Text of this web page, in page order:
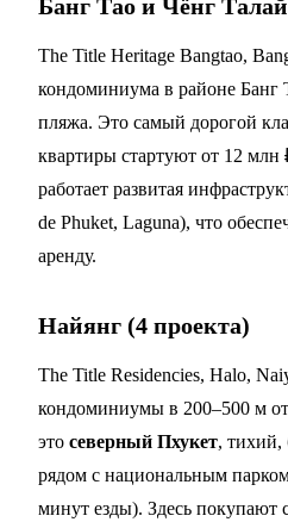
Банг Тао и Чёнг
The Title Heritage Bangtao,
кондоминиума в районе Банг
пляжа. Это самый дорогой
квартиры стартуют от 12 млн
работает развитая
de Phuket, Laguna), что
аренду.
Найянг (4 проекта)
The Title Residencies, Halo,
кондоминиумы в 200–500 м
это северный Пхукет, тихий,
рядом с национальным
минут езды). Здесь покупают